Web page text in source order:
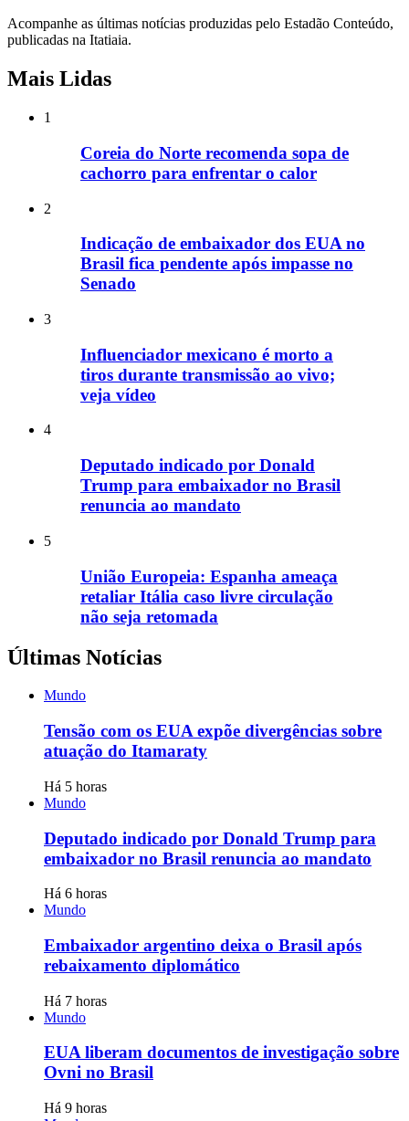
Acompanhe as últimas notícias produzidas pelo Estadão Conteúdo,
publicadas na Itatiaia.
Mais Lidas
1
Coreia do Norte recomenda sopa de
cachorro para enfrentar o calor
2
Indicação de embaixador dos EUA no
Brasil fica pendente após impasse no
Senado
3
Influenciador mexicano é morto a
tiros durante transmissão ao vivo;
veja vídeo
4
Deputado indicado por Donald
Trump para embaixador no Brasil
renuncia ao mandato
5
União Europeia: Espanha ameaça
retaliar Itália caso livre circulação
não seja retomada
Últimas Notícias
Mundo
Tensão com os EUA expõe divergências sobre
atuação do Itamaraty
Há 5 horas
Mundo
Deputado indicado por Donald Trump para
embaixador no Brasil renuncia ao mandato
Há 6 horas
Mundo
Embaixador argentino deixa o Brasil após
rebaixamento diplomático
Há 7 horas
Mundo
EUA liberam documentos de investigação sobre
Ovni no Brasil
Há 9 horas